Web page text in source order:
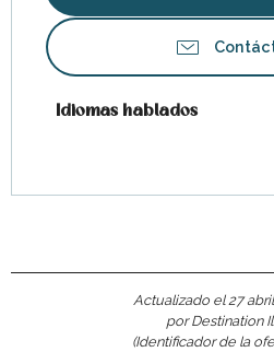
Idiomas hablados
Idiomas hablados
Actualizado el 27
por Destination
(Identificador de la